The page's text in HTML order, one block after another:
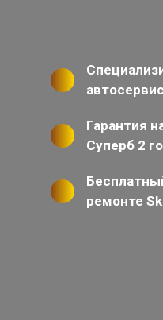
Гарантия
Суперб 2
ремонте